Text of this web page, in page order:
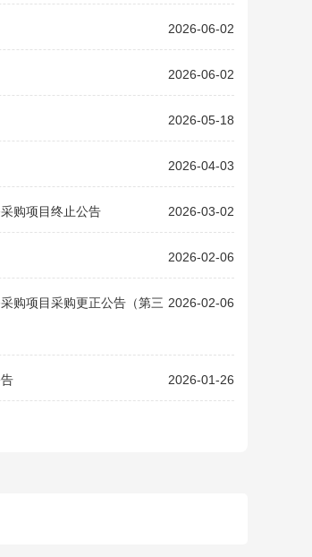
2026-06-02
2026-06-02
2026-05-18
2026-04-03
2026-03-02
购项目终止公告
2026-02-06
2026-02-06
购项目采购更正公告（第三
2026-01-26